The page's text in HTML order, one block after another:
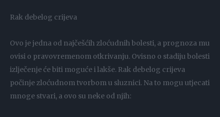
Rak debelog crijeva
Ovo je jedna od najčešćih zloćudnih bolesti, a prognoza mu
ovisi o pravovremenom otkrivanju. Ovisno o stadiju bolesti
izlječenje će biti moguće i lakše. Rak debelog crijeva
počinje zloćudnom tvorbom u sluznici. Na to mogu utjecati
mnoge stvari, a ovo su neke od njih: